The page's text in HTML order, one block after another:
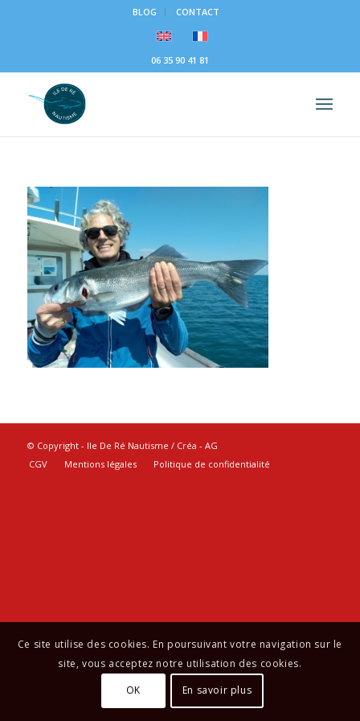
BLOG CONTACT
06 35 90 41 81
© Copyright - Ile De Ré Nautisme / Créa - AG
CGV
Mentions légales Politique de confidentialité
Ce site utilise des cookies. En poursuivant votre navigation sur le
site, vous acceptez notre utilisation des cookies.
OK
En savoir plus